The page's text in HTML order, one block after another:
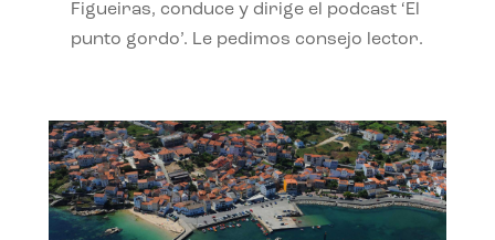
Figueiras, conduce y dirige el podcast ‘El
punto gordo’. Le pedimos consejo lector.